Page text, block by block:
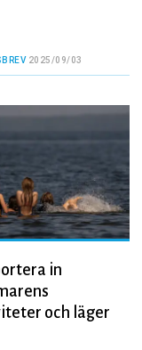
2025/09/03
in
och läger